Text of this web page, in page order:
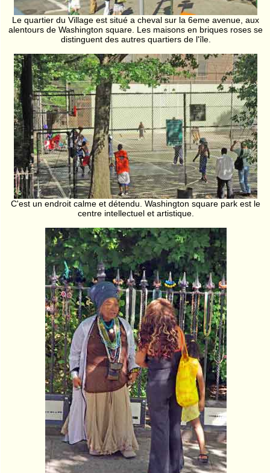
Le quartier du Village est situé a cheval sur la 6eme avenue, aux
alentours de Washington square. Les maisons en briques roses se
distinguent des autres quartiers de l'île.
C'est un endroit calme et détendu. Washington square park est le
centre intellectuel et artistique.